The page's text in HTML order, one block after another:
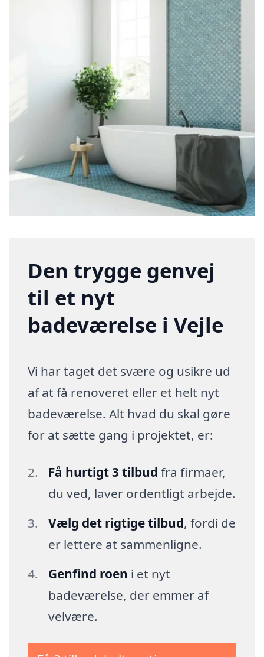
Den trygge genvej
til et nyt
badeværelse i Vejle
Vi har taget det svære og usikre ud
af at få renoveret eller et helt nyt
badeværelse. Alt hvad du skal gøre
for at sætte gang i projektet, er:
Få hurtigt 3 tilbud fra firmaer,
du ved, laver ordentligt arbejde.
Vælg det rigtige tilbud, fordi de
er lettere at sammenligne.
Genfind roen i et nyt
badeværelse, der emmer af
velvære.